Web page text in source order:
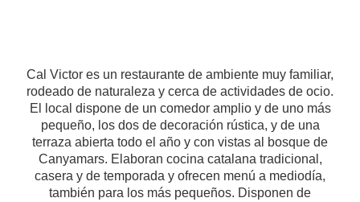
Cal Victor es un restaurante de ambiente muy familiar,
rodeado de naturaleza y cerca de actividades de ocio.
El local dispone de un comedor amplio y de uno más
pequeño, los dos de decoración rústica, y de una
terraza abierta todo el año y con vistas al bosque de
Canyamars. Elaboran cocina catalana tradicional,
casera y de temporada y ofrecen menú a mediodía,
también para los más pequeños. Disponen de